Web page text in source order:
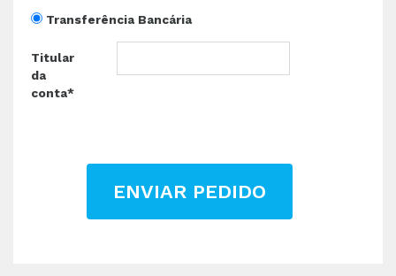
Transferência Bancária
Titular
da
conta*
ENVIAR PEDIDO